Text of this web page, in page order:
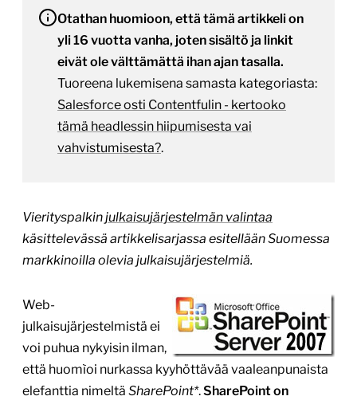
Otathan huomioon, että tämä artikkeli on
yli 16 vuotta vanha, joten sisältö ja linkit
eivät ole välttämättä ihan ajan tasalla.
Tuoreena lukemisena samasta kategoriasta:
Salesforce osti Contentfulin - kertooko
tämä headlessin hiipumisesta vai
vahvistumisesta?.
Vierityspalkinjulkaisujärjestelmän valintaa
käsittelevässä artikkelisarjassa esitellään Suomessa
markkinoilla olevia julkaisujärjestelmiä.
Web-
julkaisujärjestelmistä ei
voi puhua nykyisin ilman,
että huomìoi nurkassa kyyhöttävää vaaleanpunaista
elefanttia nimeltä SharePoint*.SharePoint on